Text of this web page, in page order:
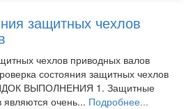
защитных чехлов
чехлов приводных валов
состояния защитных чехлов
ВЫПОЛНЕНИЯ 1. Защитные
очень... Подробнее...